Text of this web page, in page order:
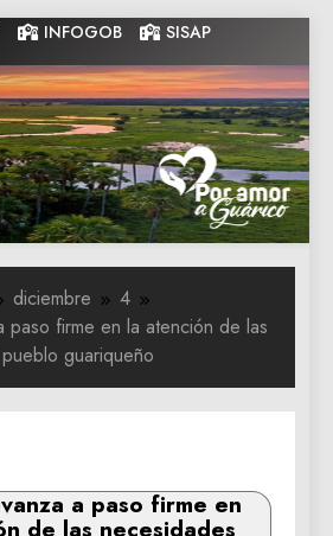
INFOGOB SISAP
Gobernacion
de Guarico
Gobernacion de Guarico
diciembre
4
paso firme en la atención de las
guariqueño
a paso firme en
de las necesidades